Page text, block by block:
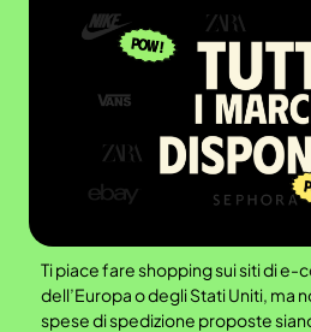
Ti piace fare shopping sui siti di e-
dell’Europa o degli Stati Uniti, ma
spese di spedizione proposte